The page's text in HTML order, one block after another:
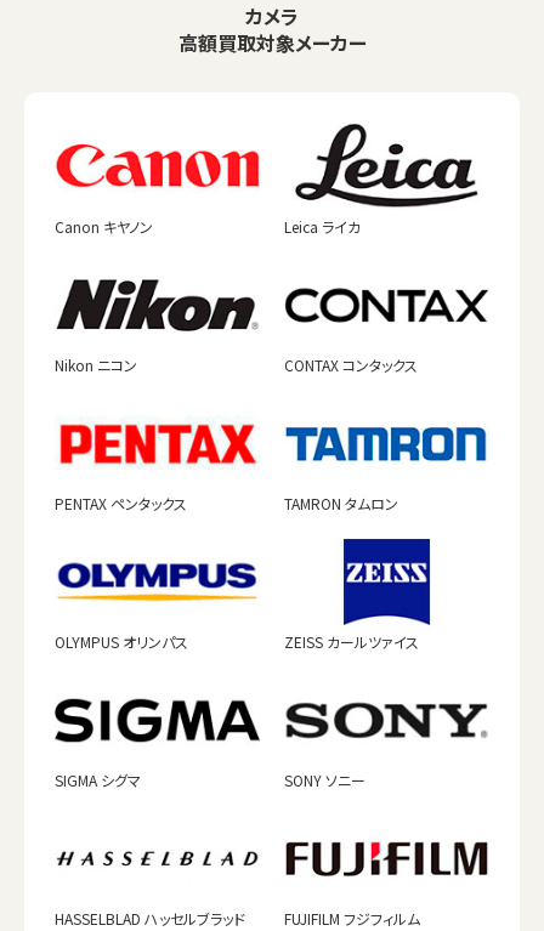
カメラ
高額買取対象メーカー
Canon キヤノン Leica ライカ
Nikon ニコン CONTAX コンタックス
PENTAX ペンタックス TAMRON タムロン
OLYMPUS オリンパス ZEISS カールツァイス
SIGMA シグマ SONY ソニー
HASSELBLAD ハッセルブラッド FUJIFILM フジフィルム